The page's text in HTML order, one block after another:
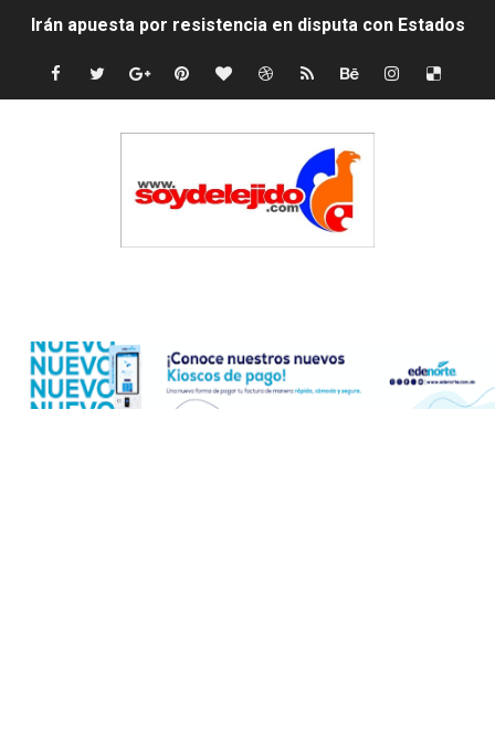
Irán apuesta por resistencia en disputa con Estados
Dominicana demanda Yankees por 10 millones de
Un derrumbe en el centro de Cuba deja dos personas
Condenan a dos 'streamers' franceses por torturar
Tasa del dólar jueves 06 de agosto de 2026